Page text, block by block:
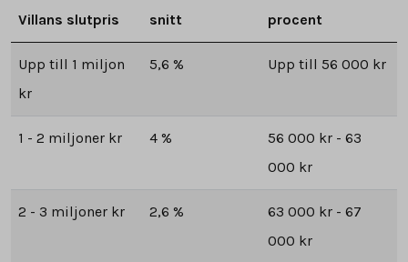
Villans slutpris
snitt
procent
Upp till 1 miljon
kr
5,6 % Upp till 56 000 kr
1 - 2 miljoner kr 4 %
56 000 kr - 63
000 kr
2 - 3 miljoner kr 2,6 %
63 000 kr - 67
000 kr